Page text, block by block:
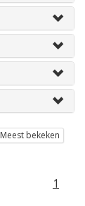
Meest bekeken
1